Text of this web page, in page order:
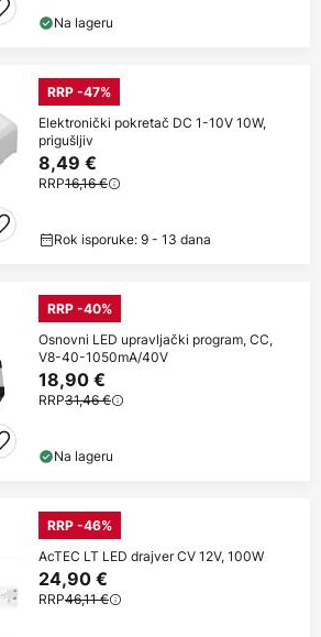
Na lageru
RRP -47%
Elektronički pokretač DC 1-10V 10W,
prigušljiv
8,49 €
RRP16,16 €
Rok isporuke: 9 - 13 dana
RRP -40%
Osnovni LED upravljački program, CC,
V8-40-1050mA/40V
18,90 €
RRP31,46 €
Na lageru
RRP -46%
AcTEC LT LED drajver CV 12V, 100W
24,90 €
RRP46,11 €